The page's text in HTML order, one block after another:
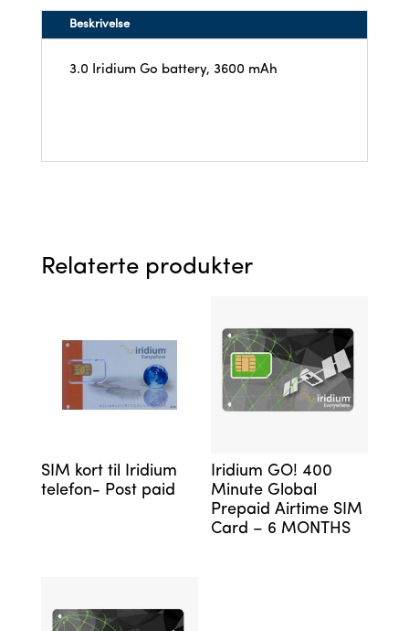
Beskrivelse
3.0 Iridium Go battery, 3600 mAh
Relaterte produkter
SIM kort til Iridium
telefon- Post paid
Iridium GO! 400
Minute Global
Prepaid Airtime SIM
Card – 6 MONTHS